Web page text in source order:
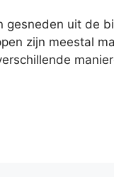
uit de
zijn meestal